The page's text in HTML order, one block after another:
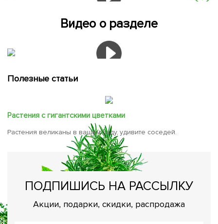
Видео о разделе
Полезные статьи
Растения с гигантскими цветками
Растения великаны в вашем саду, удивите соседей.
ПОДПИШИСЬ НА РАССЫЛКУ
Акции, подарки, скидки, распродажа